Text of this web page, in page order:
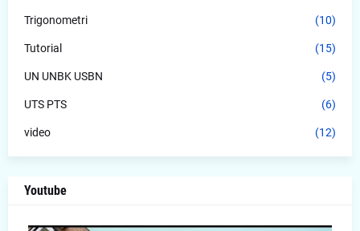
Trigonometri (10)
Tutorial (15)
UN UNBK USBN (5)
UTS PTS (6)
video (12)
Youtube